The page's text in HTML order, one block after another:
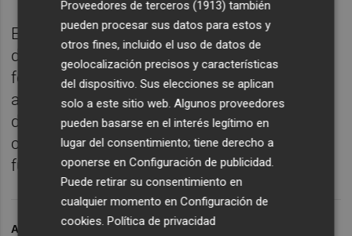
Entre otros aspectos que requieren
desarrollo reglamentario, se incluye la
formación en materia de protección de
animales de compañía relativa a requisitos
de programas, cursos, entidades o
convalidación, que deberá seguir el personal
funcionarial de la administración local.
ARCHIVADO EN BIENES
Proveedores de terceros (1913) también
pueden procesar sus datos para estos y
otros fines, incluido el uso de datos de
geolocalización precisos y características
del dispositivo. Sus elecciones se aplican
solo a este sitio web. Algunos proveedores
pueden basarse en el interés legítimo en
lugar del consentimiento; tiene derecho a
oponerse enConfiguración de publicidad.
Puede retirar su consentimiento en
cualquier momento enConfiguración de
cookies.Política de privacidad